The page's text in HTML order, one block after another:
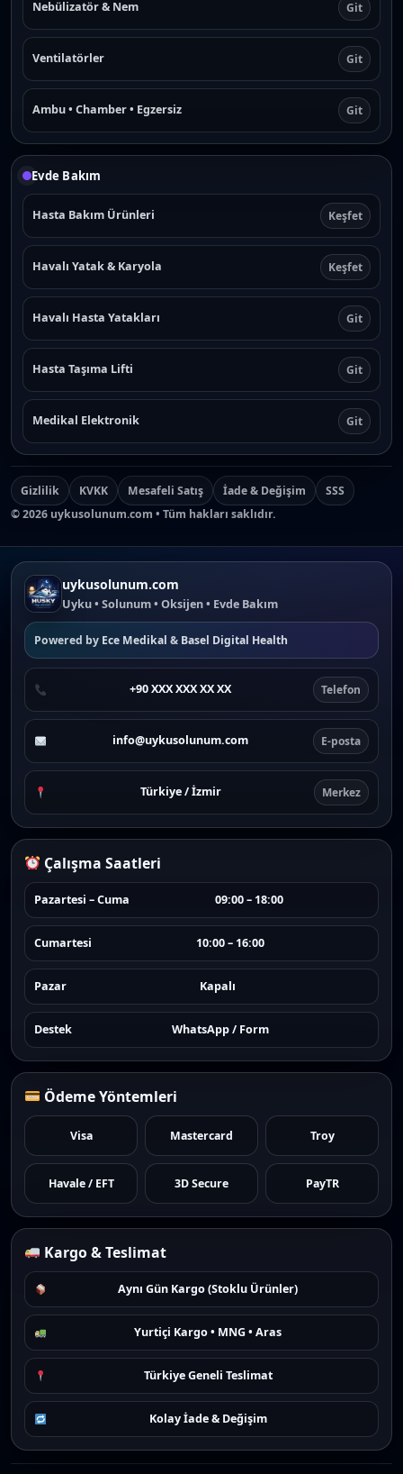
Nebülizatör & Nem Git
Ventilatörler Git
Ambu • Chamber • Egzersiz Git
Evde Bakım
Hasta Bakım Ürünleri Keşfet
Havalı Yatak & Karyola Keşfet
Havalı Hasta Yatakları Git
Hasta Taşıma Lifti Git
Medikal Elektronik Git
Gizlilik KVKK Mesafeli Satış İade & Değişim
SSS
©2026 uykusolunum.com • Tüm hakları saklıdır.
uykusolunum.com
Uyku • Solunum • Oksijen • Evde Bakım
Powered by Ece Medikal & Basel Digital Health
+90 XXX XXX XX XX Telefon
info@uykusolunum.com E-posta
Türkiye / İzmir Merkez
Çalışma Saatleri
Pazartesi – Cuma 09:00 – 18:00
Cumartesi 10:00 – 16:00
Pazar Kapalı
Destek WhatsApp / Form
Ödeme Yöntemleri
Visa Mastercard Troy
Havale / EFT 3D Secure PayTR
Kargo & Teslimat
Aynı Gün Kargo (Stoklu Ürünler)
Yurtiçi Kargo • MNG • Aras
Türkiye Geneli Teslimat
Kolay İade & Değişim